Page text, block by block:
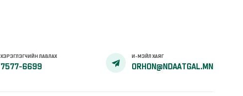
ХЭРЭГЛЭГЧИЙН ЛАВЛАХ
7577-6699
И-МЭЙЛ ХАЯГ
ORHON@NDAATGAL.MN